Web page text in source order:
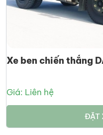
Xe ben chiến thắng
Giá: Liên hệ
ĐẶT